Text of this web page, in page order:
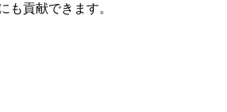
も貢献できます。